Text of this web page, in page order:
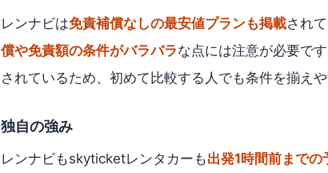
レンナビは免責補償なしの最安値プランも掲載され
償や免責額の条件がバラバラな点には注意が必要で
されているため、初めて比較する人でも条件を揃えや
独自の強み
レンナビもskyticketレンタカーも出発1時間前までの